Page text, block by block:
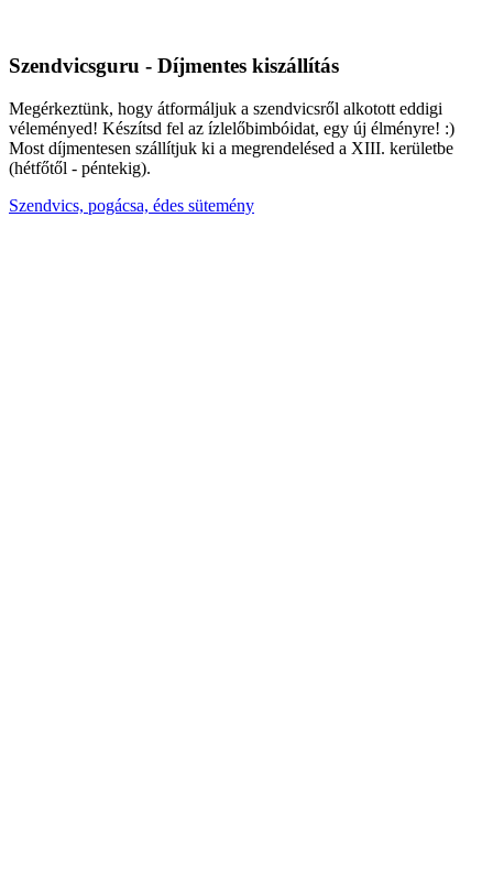
Szendvicsguru - Díjmentes kiszállítás
Megérkeztünk, hogy átformáljuk a szendvicsről alkotott eddigi
véleményed! Készítsd fel az ízlelőbimbóidat, egy új élményre! :)
Most díjmentesen szállítjuk ki a megrendelésed a XIII. kerületbe
(hétfőtől - péntekig).
Szendvics, pogácsa, édes sütemény